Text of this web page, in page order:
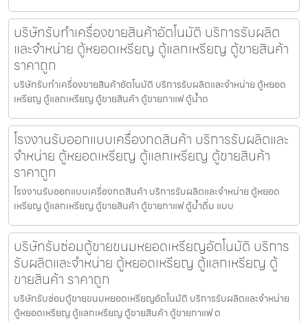
บริษัทรับทำเครื่องขายสินค้า​อัตโนมัติ บริการรับผลิต
และจำหน่าย ตู้หยอดเหรียญ ตู้แลกเหรียญ ตู้ขายสินค้า
ราคาถูก
บริษัทรับทำเครื่องขายสินค้า​อัตโนมัติ บริการรับผลิตและจำหน่าย ตู้หยอด
เหรียญ ตู้แลกเหรียญ ตู้ขายสินค้า ตู้ขายกาแฟ ตู้น้ำด
โรงงานรับออกแบบเครื่องกดสินค้า บริการรับผลิตและ
จำหน่าย ตู้หยอดเหรียญ ตู้แลกเหรียญ ตู้ขายสินค้า
ราคาถูก
โรงงานรับออกแบบเครื่องกดสินค้า บริการรับผลิตและจำหน่าย ตู้หยอด
เหรียญ ตู้แลกเหรียญ ตู้ขายสินค้า ตู้ขายกาแฟ ตู้น้ำดื่ม แบบ
บริษัทรับซ่อมตู้ขายขนมหยอดเหรียญ​​อัตโนมัติ บริการ
รับผลิตและจำหน่าย ตู้หยอดเหรียญ ตู้แลกเหรียญ ตู้
ขายสินค้า ราคาถูก
บริษัทรับซ่อมตู้ขายขนมหยอดเหรียญ​​อัตโนมัติ บริการรับผลิตและจำหน่าย
ตู้หยอดเหรียญ ตู้แลกเหรียญ ตู้ขายสินค้า ตู้ขายกาแฟ ต